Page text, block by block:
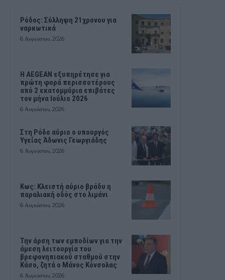
Ρόδος: Σύλληψη 21χρονου για
ναρκωτικά
6 Αυγούστου, 2026
Η AEGEAN εξυπηρέτησε για
πρώτη φορά περισσοτέρους
από 2 εκατομμύρια επιβάτες
τον μήνα Ιούλιο 2026
6 Αυγούστου, 2026
Στη Ρόδο αύριο ο υπουργός
Υγείας Άδωνις Γεωργιάδης
6 Αυγούστου, 2026
Κως: Κλειστή αύριο βράδυ η
παραλιακή οδός στο λιμάνι
6 Αυγούστου, 2026
Την άρση των εμποδίων για την
άμεση λειτουργία του
βρεφονηπιακού σταθμού στην
Κάσο, ζητά ο Μάνος Κόνσολας
6 Αυγούστου, 2026